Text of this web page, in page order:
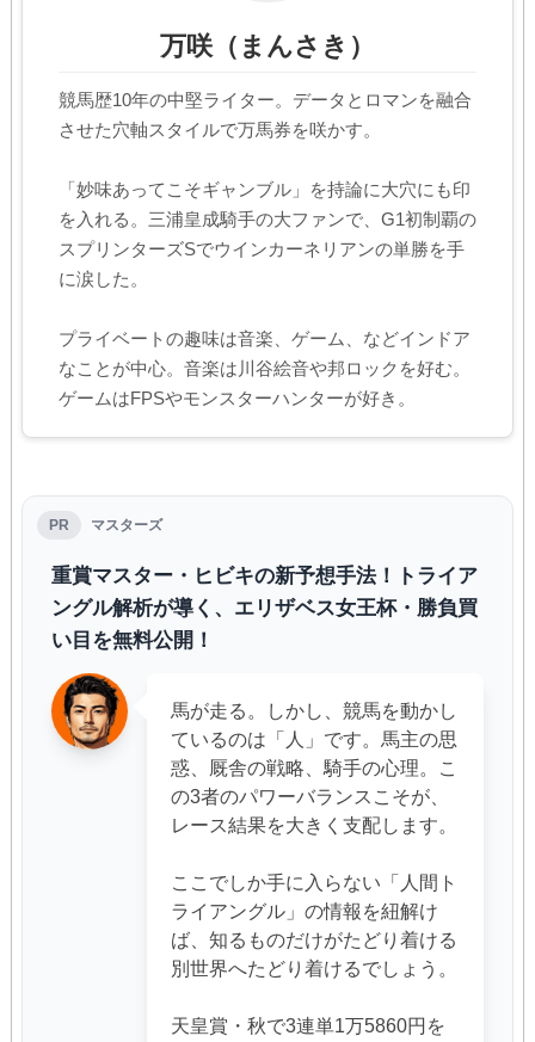
万咲（まんさき）
競馬歴10年の中堅ライター。データとロマンを融合
させた穴軸スタイルで万馬券を咲かす。
「妙味あってこそギャンブル」を持論に大穴にも印
を入れる。三浦皇成騎手の大ファンで、G1初制覇の
スプリンターズSでウインカーネリアンの単勝を手
に涙した。
プライベートの趣味は音楽、ゲーム、などインドア
なことが中心。音楽は川谷絵音や邦ロックを好む。
ゲームはFPSやモンスターハンターが好き。
PR マスターズ
重賞マスター・ヒビキの新予想手法！トライア
ングル解析が導く、エリザベス女王杯・勝負買
い目を無料公開！
馬が走る。しかし、競馬を動かし
ているのは「人」です。馬主の思
惑、厩舎の戦略、騎手の心理。こ
の3者のパワーバランスこそが、
レース結果を大きく支配します。
ここでしか手に入らない「人間ト
ライアングル」の情報を紐解け
ば、知るものだけがたどり着ける
別世界へたどり着けるでしょう。
天皇賞・秋で3連単1万5860円を